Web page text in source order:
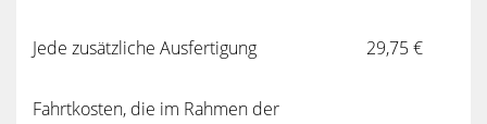
Jede zusätzliche Ausfertigung 29,75 €
Fahrtkosten, die im Rahmen der